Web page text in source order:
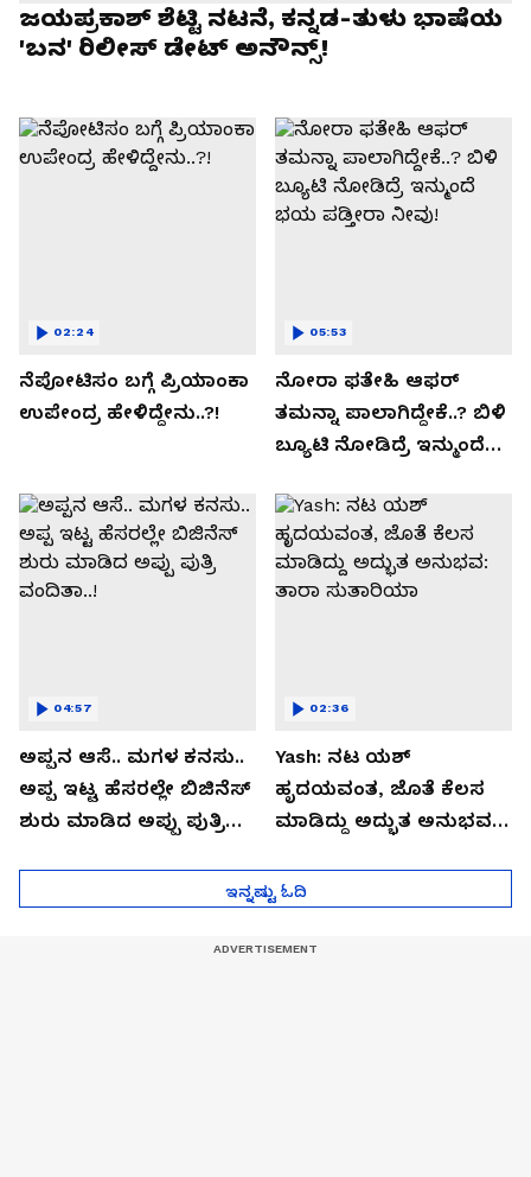
ಜಯಪ್ರಕಾಶ್ ಶೆಟ್ಟಿ ನಟನೆ, ಕನ್ನಡ-ತುಳು ಭಾಷೆಯ
'ಬನ' ರಿಲೀಸ್ ಡೇಟ್ ಅನೌನ್ಸ್!
ನೆಪೋಟಿಸಂ ಬಗ್ಗೆ ಪ್ರಿಯಾಂಕಾ
ಉಪೇಂದ್ರ ಹೇಳಿದ್ದೇನು..?!
02:24
ನೋರಾ ಫತೇಹಿ ಆಫರ್​
ತಮನ್ನಾ ಪಾಲಾಗಿದ್ದೇಕೆ..? ಬಿಳಿ
ಬ್ಯೂಟಿ ನೋಡಿದ್ರೆ ಇನ್ಮುಂದೆ
05:53
ಅಪ್ಪನ ಆಸೆ.. ಮಗಳ ಕನಸು..
ಅಪ್ಪ ಇಟ್ಟ ಹೆಸರಲ್ಲೇ ಬಿಜಿನೆಸ್​
ಶುರು ಮಾಡಿದ ಅಪ್ಪು ಪುತ್ರಿ
04:57
Yash: ನಟ ಯಶ್​
ಹೃದಯವಂತ, ಜೊತೆ ಕೆಲಸ
ಮಾಡಿದ್ದು ಅದ್ಭುತ ಅನುಭವ:
02:36
ಇನ್ನಷ್ಟು ಓದಿ